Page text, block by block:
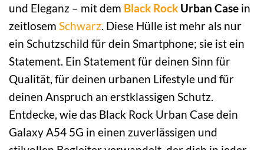
und Eleganz – mit dem Black Rock Urban Case in
zeitlosem Schwarz . Diese Hülle ist mehr als nur
ein Schutzschild für dein Smartphone; sie ist ein
Statement. Ein Statement für deinen Sinn für
Qualität, für deinen urbanen Lifestyle und für
deinen Anspruch an erstklassigen Schutz.
Entdecke, wie das Black Rock Urban Case dein
Galaxy A54 5G in einen zuverlässigen und